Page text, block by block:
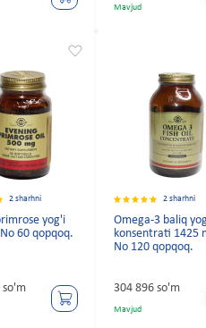
Mavjud
2 sharhni
yog'i
60 qopqoq.
so'm
2 sharhni
Omega-3 baliq
konsentrati 1425
No 120 qopqoq.
304 896 so'm
Mavjud